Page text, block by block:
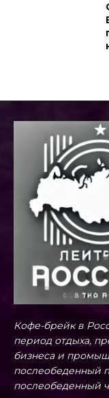
Кофе-брейк в
период отдыха,
бизнеса и
послеобеденный
послеобеденный